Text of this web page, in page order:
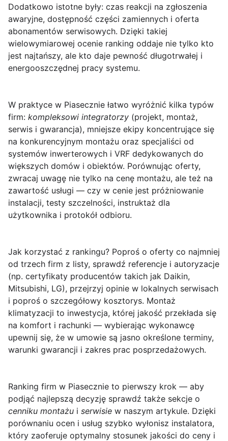
Dodatkowo istotne były: czas reakcji na zgłoszenia
awaryjne, dostępność części zamiennych i oferta
abonamentów serwisowych. Dzięki takiej
wielowymiarowej ocenie ranking oddaje nie tylko kto
jest najtańszy, ale kto daje pewność długotrwałej i
energooszczędnej pracy systemu.
W praktyce w Piasecznie łatwo wyróżnić kilka typów
firm: kompleksowi integratorzy (projekt, montaż,
serwis i gwarancja), mniejsze ekipy koncentrujące się
na konkurencyjnym montażu oraz specjaliści od
systemów inwerterowych i VRF dedykowanych do
większych domów i obiektów. Porównując oferty,
zwracaj uwagę nie tylko na cenę montażu, ale też na
zawartość usługi — czy w cenie jest próżniowanie
instalacji, testy szczelności, instruktaż dla
użytkownika i protokół odbioru.
Jak korzystać z rankingu? Poproś o oferty co najmniej
od trzech firm z listy, sprawdź referencje i autoryzacje
(np. certyfikaty producentów takich jak Daikin,
Mitsubishi, LG), przejrzyj opinie w lokalnych serwisach
i poproś o szczegółowy kosztorys. Montaż
klimatyzacji to inwestycja, której jakość przekłada się
na komfort i rachunki — wybierając wykonawcę
upewnij się, że w umowie są jasno określone terminy,
warunki gwarancji i zakres prac posprzedażowych.
Ranking firm w Piasecznie to pierwszy krok — aby
podjąć najlepszą decyzję sprawdź także sekcje o
cenniku montażu i serwisie w naszym artykule. Dzięki
porównaniu ocen i usług szybko wyłonisz instalatora,
który zaoferuje optymalny stosunek jakości do ceny i